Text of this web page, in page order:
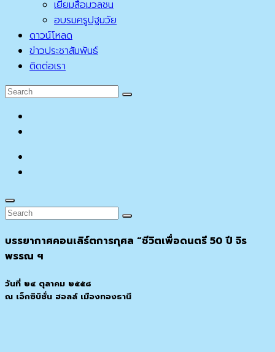
เยี่ยมสื่อมวลชน
อบรมครูปฐมวัย
ดาวน์โหลด
ข่าวประชาสัมพันธ์
ติดต่อเรา
Search
Search
Search
Search
Search
บรรยากาศคอนเสิร์ตการกุศล “ชีวิตเพื่อดนตรี 50 ปี จิร
พรรณ ฯ
วันที่ ๒๔ ตุลาคม ๒๕๕๘
ณ เอ็กซิบิชั่น ฮอลล์ เมืองทองธานี